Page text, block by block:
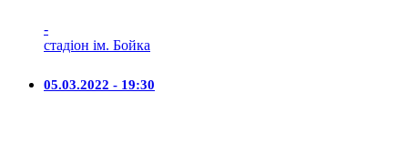
-
стадіон ім. Бойка
05.03.2022 - 19:30